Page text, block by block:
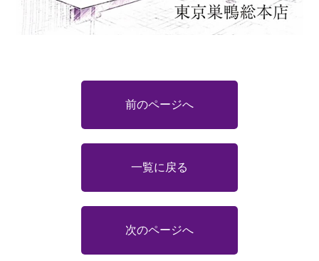
前のページへ
一覧に戻る
次のページへ